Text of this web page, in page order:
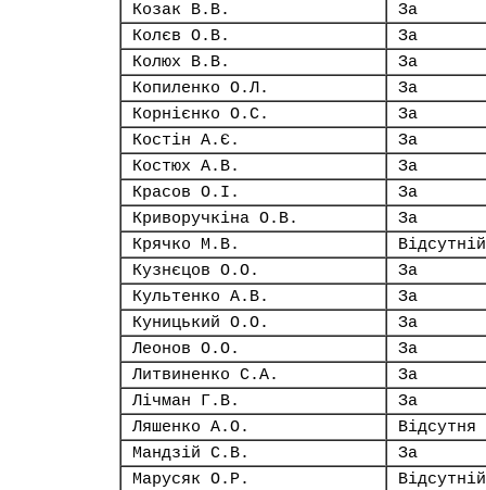
Козак В.В.
За
Колєв О.В.
За
Колюх В.В.
За
Копиленко О.Л.
За
Корнієнко О.С.
За
Костін А.Є.
За
Костюх А.В.
За
Красов О.І.
За
Криворучкіна О.В.
За
Крячко М.В.
Відсутній
Кузнєцов О.О.
За
Культенко А.В.
За
Куницький О.О.
За
Леонов О.О.
За
Литвиненко С.А.
За
Лічман Г.В.
За
Ляшенко А.О.
Відсутня
Мандзій С.В.
За
Марусяк О.Р.
Відсутній